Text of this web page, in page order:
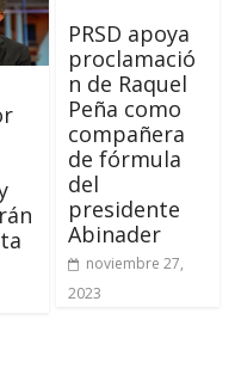
PRSD apoya
proclamació
n de Raquel
Peña como
compañera
de fórmula
del
presidente
Abinader
noviembre 27,
2023